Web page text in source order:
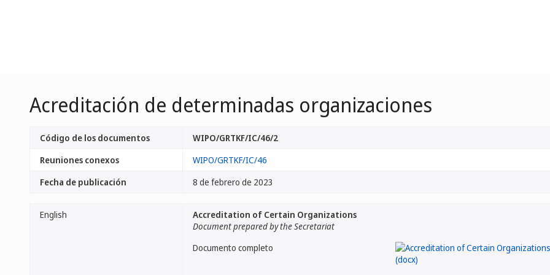
Acreditación de determinadas organizaciones
Código de los documentos
WIPO/GRTKF/IC/46/2
Reuniones conexos
WIPO/GRTKF/IC/46
Fecha de publicación
8 de febrero de 2023
English
Accreditation of Certain Organizations
Document prepared by the Secretariat
Documento completo